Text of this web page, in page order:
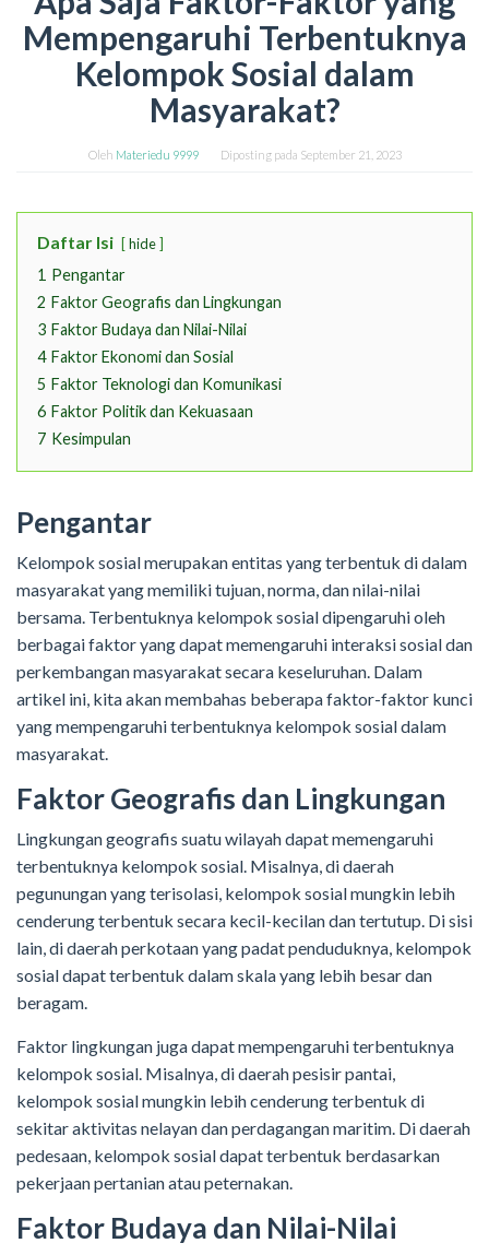
Mempengaruhi Terbentuknya
Kelompok Sosial dalam
Masyarakat?
Oleh Materiedu 9999 Diposting pada September 21, 2023
Daftar Isi hide
1 Pengantar
2 Faktor Geografis dan Lingkungan
3 Faktor Budaya dan Nilai-Nilai
4 Faktor Ekonomi dan Sosial
5 Faktor Teknologi dan Komunikasi
6 Faktor Politik dan Kekuasaan
7 Kesimpulan
Pengantar
Kelompok sosial merupakan entitas yang terbentuk di dalam
masyarakat yang memiliki tujuan, norma, dan nilai-nilai
bersama. Terbentuknya kelompok sosial dipengaruhi oleh
berbagai faktor yang dapat memengaruhi interaksi sosial dan
perkembangan masyarakat secara keseluruhan. Dalam
artikel ini, kita akan membahas beberapa faktor-faktor kunci
yang mempengaruhi terbentuknya kelompok sosial dalam
masyarakat.
Faktor Geografis dan Lingkungan
Lingkungan geografis suatu wilayah dapat memengaruhi
terbentuknya kelompok sosial. Misalnya, di daerah
pegunungan yang terisolasi, kelompok sosial mungkin lebih
cenderung terbentuk secara kecil-kecilan dan tertutup. Di sisi
lain, di daerah perkotaan yang padat penduduknya, kelompok
sosial dapat terbentuk dalam skala yang lebih besar dan
beragam.
Faktor lingkungan juga dapat mempengaruhi terbentuknya
kelompok sosial. Misalnya, di daerah pesisir pantai,
kelompok sosial mungkin lebih cenderung terbentuk di
sekitar aktivitas nelayan dan perdagangan maritim. Di daerah
pedesaan, kelompok sosial dapat terbentuk berdasarkan
pekerjaan pertanian atau peternakan.
Faktor Budaya dan Nilai-Nilai